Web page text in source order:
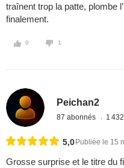
traînent trop la patte, plombe
finalement.
0 1
Peichan2
87 abonnés 1
5,0 Publiée le 15
Grosse surprise et le titre du